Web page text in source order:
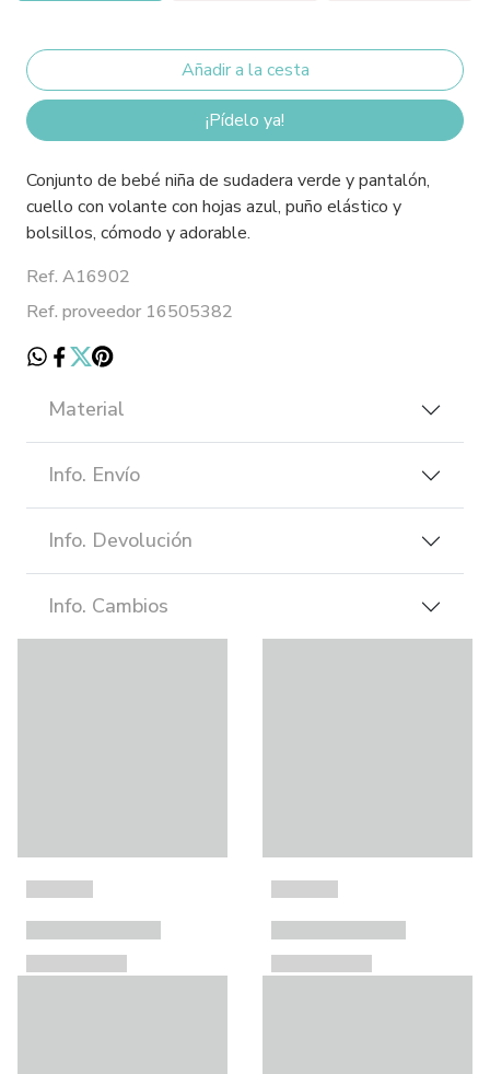
¡Pídelo ya!
Conjunto de bebé niña de sudadera verde y pantalón,
cuello con volante con hojas azul, puño elástico y
bolsillos, cómodo y adorable.
Ref. A16902
Ref. proveedor 16505382
Material
Info. Envío
Info. Devolución
Info. Cambios